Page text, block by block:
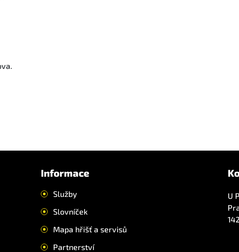
Informace
Služby
Slovníček
Mapa hřišť a servisů
Partnerství
U